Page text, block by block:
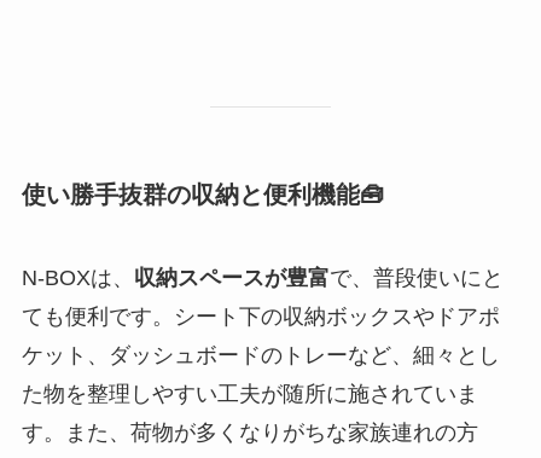
使い勝手抜群の収納と便利機能🧰
N-BOXは、 収納スペースが豊富で、普段使いにと
ても便利です。シート下の収納ボックスやドアポ
ケット、ダッシュボードのトレーなど、細々とし
た物を整理しやすい工夫が随所に施されていま
す。また、荷物が多くなりがちな家族連れの方